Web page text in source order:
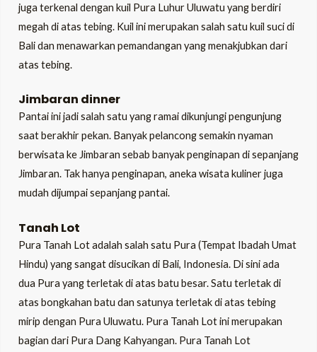
juga terkenal dengan kuil Pura Luhur Uluwatu yang berdiri
megah di atas tebing. Kuil ini merupakan salah satu kuil suci di
Bali dan menawarkan pemandangan yang menakjubkan dari
atas tebing.
Jimbaran dinner
Pantai ini jadi salah satu yang ramai dikunjungi pengunjung
saat berakhir pekan. Banyak pelancong semakin nyaman
berwisata ke Jimbaran sebab banyak penginapan di sepanjang
Jimbaran. Tak hanya penginapan, aneka wisata kuliner juga
mudah dijumpai sepanjang pantai.
Tanah Lot
Pura Tanah Lot adalah salah satu Pura (Tempat Ibadah Umat
Hindu) yang sangat disucikan di Bali, Indonesia. Di sini ada
dua Pura yang terletak di atas batu besar. Satu terletak di
atas bongkahan batu dan satunya terletak di atas tebing
mirip dengan Pura Uluwatu. Pura Tanah Lot ini merupakan
bagian dari Pura Dang Kahyangan. Pura Tanah Lot